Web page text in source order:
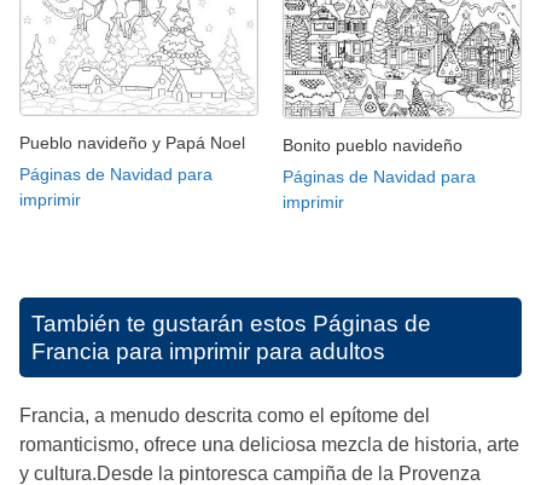
Pueblo navideño y Papá Noel
Páginas de Navidad para
imprimir
Bonito pueblo navideño
Páginas de Navidad para
imprimir
También te gustarán estos Páginas de
Francia para imprimir para adultos
Francia, a menudo descrita como el epítome del
romanticismo, ofrece una deliciosa mezcla de historia, arte
y cultura.Desde la pintoresca campiña de la Provenza